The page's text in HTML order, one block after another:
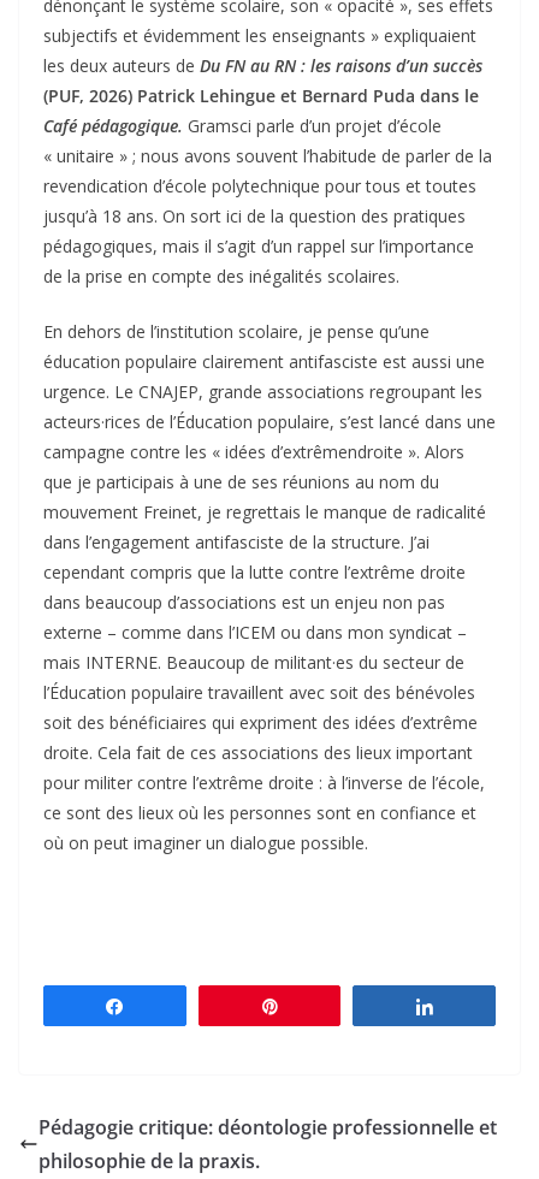
dénonçant le système scolaire, son « opacité », ses effets
subjectifs et évidemment les enseignants » expliquaient
les deux auteurs de Du FN au RN : les raisons d’un succès
(PUF, 2026) Patrick Lehingue et Bernard Puda dans le
Café pédagogique. Gramsci parle d’un projet d’école
« unitaire » ; nous avons souvent l’habitude de parler de la
revendication d’école polytechnique pour tous et toutes
jusqu’à 18 ans. On sort ici de la question des pratiques
pédagogiques, mais il s’agit d’un rappel sur l’importance
de la prise en compte des inégalités scolaires.
En dehors de l’institution scolaire, je pense qu’une
éducation populaire clairement antifasciste est aussi une
urgence. Le CNAJEP, grande associations regroupant les
acteurs·rices de l’Éducation populaire, s’est lancé dans une
campagne contre les « idées d’extrêmendroite ». Alors
que je participais à une de ses réunions au nom du
mouvement Freinet, je regrettais le manque de radicalité
dans l’engagement antifasciste de la structure. J’ai
cependant compris que la lutte contre l’extrême droite
dans beaucoup d’associations est un enjeu non pas
externe – comme dans l’ICEM ou dans mon syndicat –
mais INTERNE. Beaucoup de militant·es du secteur de
l’Éducation populaire travaillent avec soit des bénévoles
soit des bénéficiaires qui expriment des idées d’extrême
droite. Cela fait de ces associations des lieux important
pour militer contre l’extrême droite : à l’inverse de l’école,
ce sont des lieux où les personnes sont en confiance et
où on peut imaginer un dialogue possible.
Pédagogie critique: déontologie professionnelle et
philosophie de la praxis.